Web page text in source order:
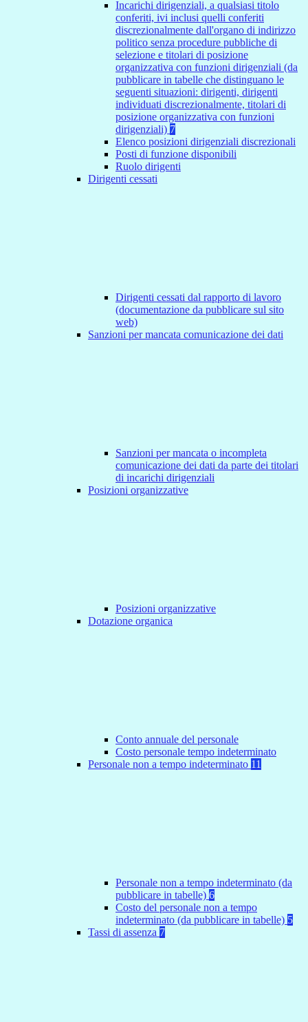
Incarichi dirigenziali, a qualsiasi titolo
conferiti, ivi inclusi quelli conferiti
discrezionalmente dall'organo di indirizzo
politico senza procedure pubbliche di
selezione e titolari di posizione
organizzativa con funzioni dirigenziali (da
pubblicare in tabelle che distinguano le
seguenti situazioni: dirigenti, dirigenti
individuati discrezionalmente, titolari di
posizione organizzativa con funzioni
dirigenziali) 7
Elenco posizioni dirigenziali discrezionali
Posti di funzione disponibili
Ruolo dirigenti
Dirigenti cessati
Dirigenti cessati dal rapporto di lavoro
(documentazione da pubblicare sul sito
web)
Sanzioni per mancata comunicazione dei dati
Sanzioni per mancata o incompleta
comunicazione dei dati da parte dei titolari
di incarichi dirigenziali
Posizioni organizzative
Posizioni organizzative
Dotazione organica
Conto annuale del personale
Costo personale tempo indeterminato
Personale non a tempo indeterminato 11
Personale non a tempo indeterminato (da
pubblicare in tabelle) 6
Costo del personale non a tempo
indeterminato (da pubblicare in tabelle) 5
Tassi di assenza 7